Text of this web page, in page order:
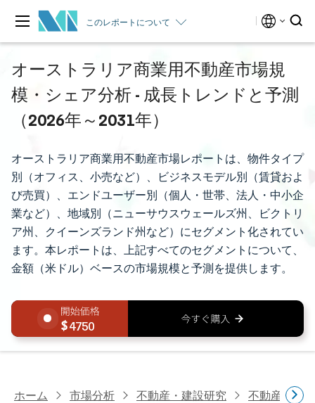
このレポートについて
オーストラリア商業用不動産市場規
模・シェア分析 - 成長トレンドと予測
（2026年～2031年）
オーストラリア商業用不動産市場レポートは、物件タイプ
別（オフィス、小売など）、ビジネスモデル別（賃貸およ
び売買）、エンドユーザー別（個人・世帯、法人・中小企
業など）、地域別（ニューサウスウェールズ州、ビクトリ
ア州、クイーンズランド州など）にセグメント化されてい
ます。本レポートは、上記すべてのセグメントについて、
金額（米ドル）ベースの市場規模と予測を提供します。
4750
ホーム 市場分析 不動産・建設研究 不動産研究